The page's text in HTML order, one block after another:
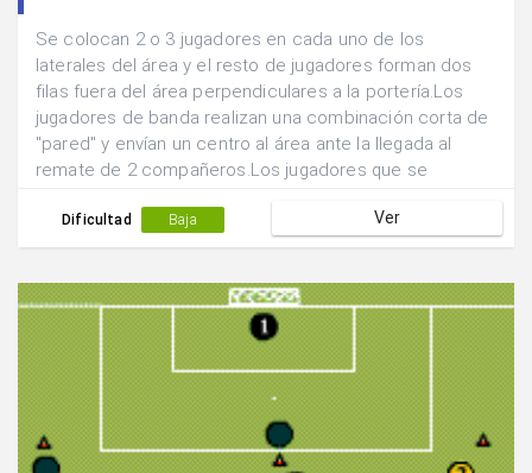
Se colocan 2 o 3 jugadores en cada uno de los
laterales del área y el resto de jugadores forman dos
filas fuera del área perpendiculares a la portería.Los
jugadores de banda realizan una combinación corta de
"pared" y envían un centro al área ante la llegada al
remate de 2 compañeros.Los jugadores que se
Dificultad Baja Ver